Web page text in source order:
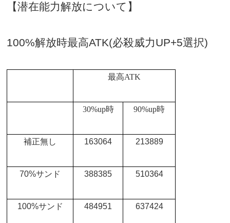
【潜在能力解放について】
100%解放時最高ATK(必殺威力UP+5選択)
最高ATK
30%up時 90%up時
補正無し 163064 213889
70%サンド 388385 510364
100%サンド 484951 637424